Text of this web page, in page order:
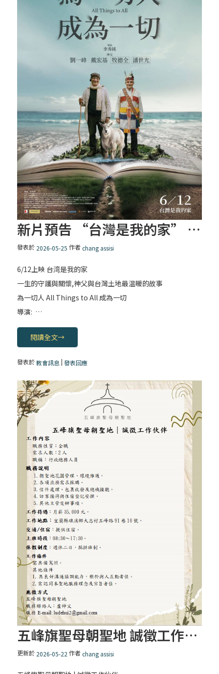
新片預告 “台灣是我的家” – 一生的守護與關懷， 神父與台灣土地最温暖的故事
發表於 2026-05-25 作者chang assisi
6/12上映 台湾是我的家
一生的守護與關懷,神父與台灣土地最温暖的故事
為一切人 All Things to All 成為一切
導演: …
閱讀全文→
發表於教會訊息 |發表回應
五峰旗聖母朝聖地 誠徵工作伙伴
更新於 2026-05-22 作者chang assisi